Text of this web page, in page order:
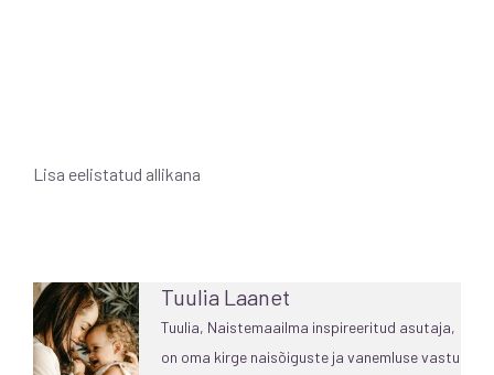
Lisa eelistatud allikana
Tuulia Laanet
Tuulia, Naistemaailma inspireeritud asutaja,
on oma kirge naisõiguste ja vanemluse vastu